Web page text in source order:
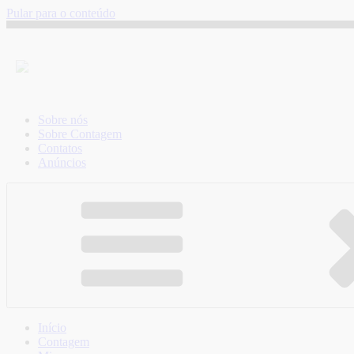
Pular para o conteúdo
Sobre nós
Sobre Contagem
Contatos
Anúncios
Início
Contagem